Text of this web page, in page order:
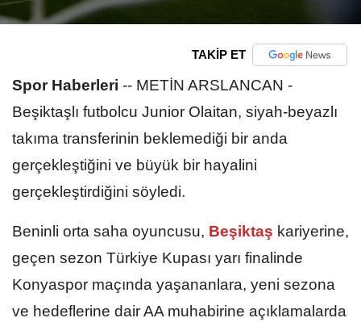
TAKİP ET
Spor Haberleri -- METİN ARSLANCAN -
Beşiktaşlı futbolcu Junior Olaitan, siyah-beyazlı
takıma transferinin beklemediği bir anda
gerçekleştiğini ve büyük bir hayalini
gerçekleştirdiğini söyledi.
Beninli orta saha oyuncusu, Beşiktaş kariyerine,
geçen sezon Türkiye Kupası yarı finalinde
Konyaspor maçında yaşananlara, yeni sezona
ve hedeflerine dair AA muhabirine açıklamalarda